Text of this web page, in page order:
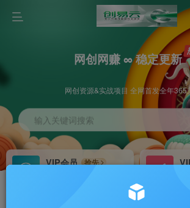
网创网赚 ∞ 稳定更新
网创资源&实战项目 全网首发全年365
输入关键词搜索
VIP会员
抢先